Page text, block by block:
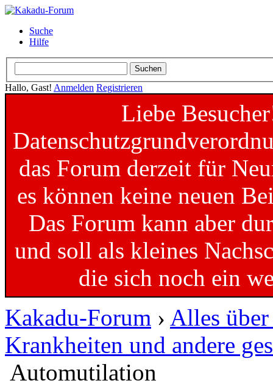
Suche
Hilfe
Hallo, Gast! Anmelden Registrieren
Liebe
das Forum derzeit für
es können keine neuen
Das Forum kann aber
und soll als kleines
die sich noch ein
Kakadu-Forum › Alles
Krankheiten und andere
Automutilation